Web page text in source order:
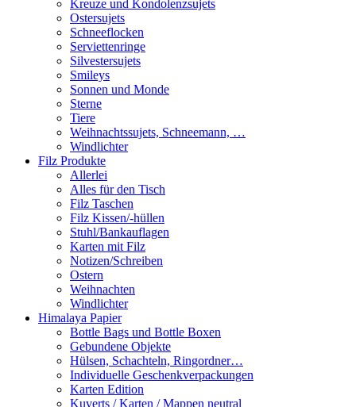
Kreuze und Kondolenzsujets
Ostersujets
Schneeflocken
Serviettenringe
Silvestersujets
Smileys
Sonnen und Monde
Sterne
Tiere
Weihnachtssujets, Schneemann, …
Windlichter
Filz Produkte
Allerlei
Alles für den Tisch
Filz Taschen
Filz Kissen/-hüllen
Stuhl/Bankauflagen
Karten mit Filz
Notizen/Schreiben
Ostern
Weihnachten
Windlichter
Himalaya Papier
Bottle Bags und Bottle Boxen
Gebundene Objekte
Hülsen, Schachteln, Ringordner…
Individuelle Geschenkverpackungen
Karten Edition
Kuverts / Karten / Mappen neutral